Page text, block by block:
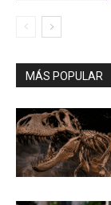
MÁS POPULAR